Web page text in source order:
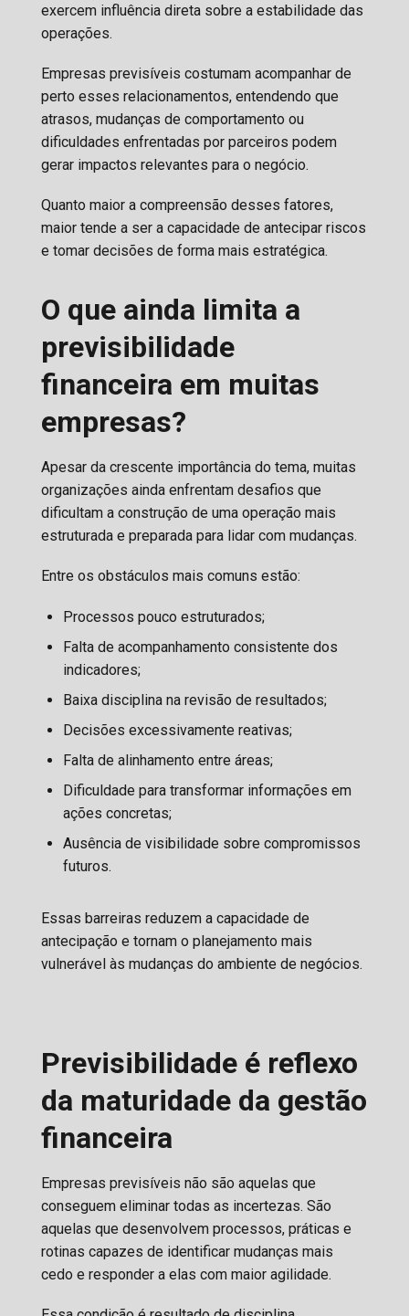
exercem influência direta sobre a estabilidade das
operações.
Empresas previsíveis costumam acompanhar de
perto esses relacionamentos, entendendo que
atrasos, mudanças de comportamento ou
dificuldades enfrentadas por parceiros podem
gerar impactos relevantes para o negócio.
Quanto maior a compreensão desses fatores,
maior tende a ser a capacidade de antecipar riscos
e tomar decisões de forma mais estratégica.
O que ainda limita a
previsibilidade
financeira em muitas
empresas?
Apesar da crescente importância do tema, muitas
organizações ainda enfrentam desafios que
dificultam a construção de uma operação mais
estruturada e preparada para lidar com mudanças.
Entre os obstáculos mais comuns estão:
Processos pouco estruturados;
Falta de acompanhamento consistente dos
indicadores;
Baixa disciplina na revisão de resultados;
Decisões excessivamente reativas;
Falta de alinhamento entre áreas;
Dificuldade para transformar informações em
ações concretas;
Ausência de visibilidade sobre compromissos
futuros.
Essas barreiras reduzem a capacidade de
antecipação e tornam o planejamento mais
vulnerável às mudanças do ambiente de negócios.
Previsibilidade é reflexo
da maturidade da gestão
financeira
Empresas previsíveis não são aquelas que
conseguem eliminar todas as incertezas. São
aquelas que desenvolvem processos, práticas e
rotinas capazes de identificar mudanças mais
cedo e responder a elas com maior agilidade.